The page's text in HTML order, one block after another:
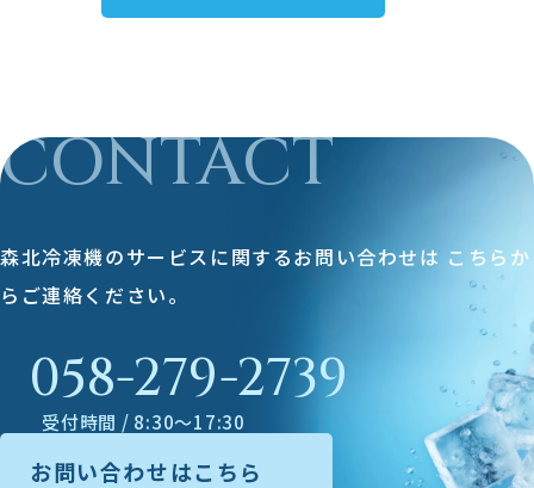
CONTACT
森北冷凍機のサービスに関するお問い合わせは こちらか
らご連絡ください。
058-279-2739
受付時間 / 8:30～17:30
お問い合わせはこちら